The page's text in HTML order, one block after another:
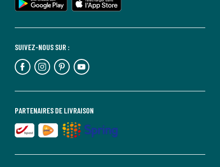
PARTENAIRES DE LIVRAISON
SUIVEZ-NOUS SUR :